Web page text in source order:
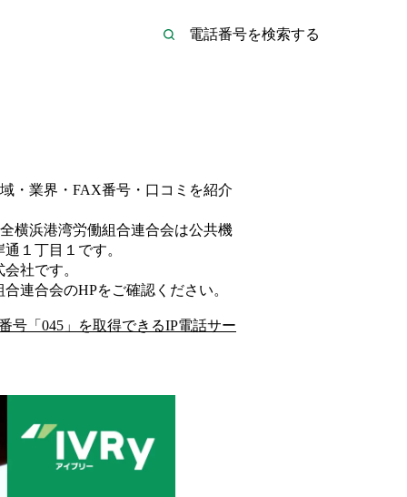
・業界・FAX番号・口コミを紹介
全横浜港湾労働組合連合会は公共機
１丁目１ です。
会社です。
合連合会のHPをご確認ください。
号「 045 」を取得できるIP電話サー